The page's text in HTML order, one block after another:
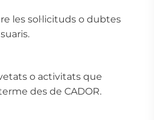
les sol·licituds o dubtes
o activitats que
des de CADOR.